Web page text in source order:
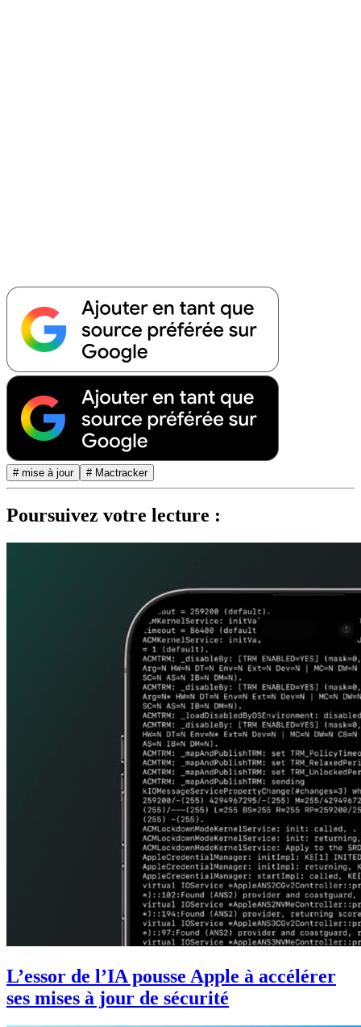
# mise à jour # Mactracker
Poursuivez votre lecture :
L’essor de l’IA pousse Apple à accélérer
ses mises à jour de sécurité